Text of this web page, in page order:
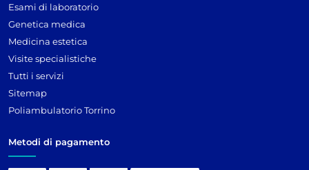
Esami di laboratorio
Genetica medica
Medicina estetica
Visite specialistiche
Tutti i servizi
Sitemap
Poliambulatorio Torrino
Metodi di pagamento